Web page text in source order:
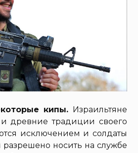
кипы. Израильтяне
и древние традиции своего
исключением и солдаты
носить на службе